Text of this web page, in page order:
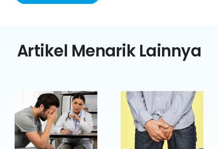
Artikel Menarik Lainnya